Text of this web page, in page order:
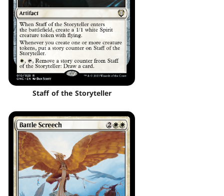
Staff of the Storyteller